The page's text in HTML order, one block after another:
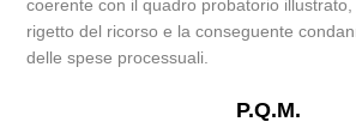
coerente con il quadro probatorio illustrato,
rigetto del ricorso e la conseguente
delle spese processuali.
P.Q.M.